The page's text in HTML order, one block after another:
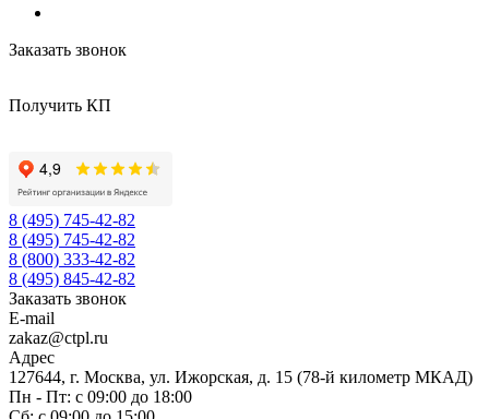
Заказать звонок
Получить КП
8 (495) 745-42-82
8 (495) 745-42-82
8 (800) 333-42-82
8 (495) 845-42-82
Заказать звонок
E-mail
zakaz@ctpl.ru
Адрес
127644, г. Москва, ул. Ижорская, д. 15 (78-й километр МКАД)
Пн - Пт: с 09:00 до 18:00